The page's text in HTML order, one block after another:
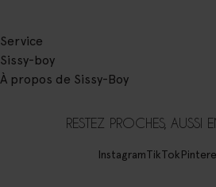
Service
Sissy-boy
À propos de Sissy-Boy
RESTEZ PROCHES, AUSSI
InstagramTikTok